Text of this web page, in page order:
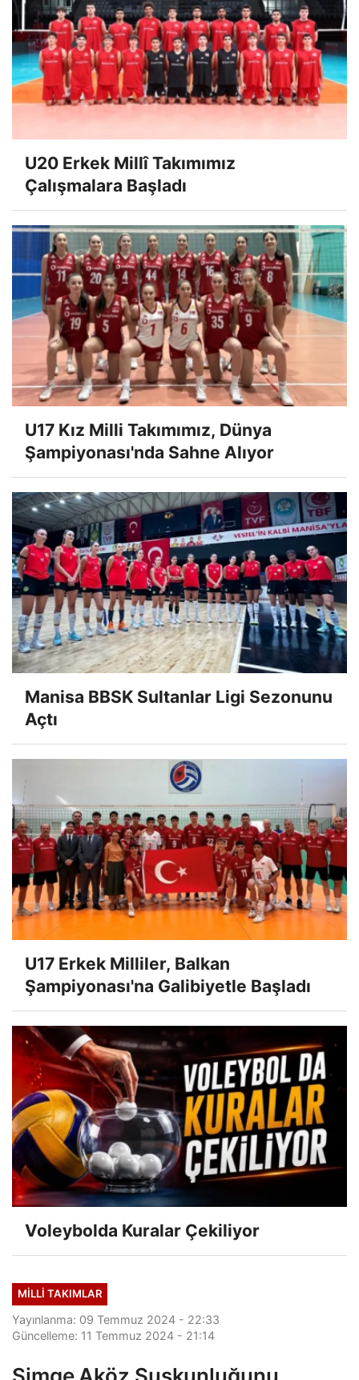
U20 Erkek Millî Takımımız
Çalışmalara Başladı
U17 Kız Milli Takımımız, Dünya
Şampiyonası'nda Sahne Alıyor
Manisa BBSK Sultanlar Ligi Sezonunu
Açtı
U17 Erkek Milliler, Balkan
Şampiyonası'na Galibiyetle Başladı
Voleybolda Kuralar Çekiliyor
MILLI TAKIMLAR
Yayınlanma: 09 Temmuz 2024 - 22:33
Güncelleme: 11 Temmuz 2024 - 21:14